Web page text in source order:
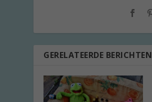
GERELATEERDE BERICHTEN